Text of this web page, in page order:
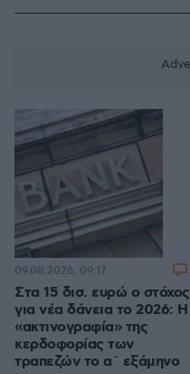
Στα 15 δισ. ευρώ ο στόχος
για νέα δάνεια το 2026: Η
«ακτινογραφία» της
κερδοφορίας των
τραπεζών το α΄ εξάμηνο
09.08.2026, 09:17